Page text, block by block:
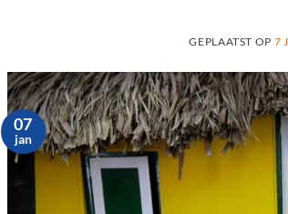
GEPLAATST OP 7
07
jan